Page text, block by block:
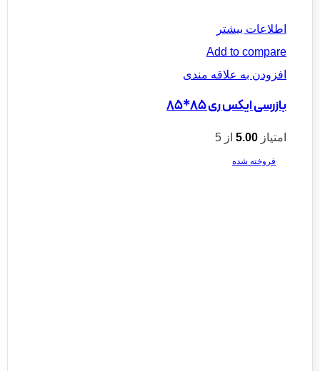
اطلاعات بیشتر
Add to compare
افزودن به علاقه مندی
بازرسی ایکس‌ ری 85*85
امتیاز 5.00 از 5
فروخته شده